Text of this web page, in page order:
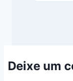
Deixe um